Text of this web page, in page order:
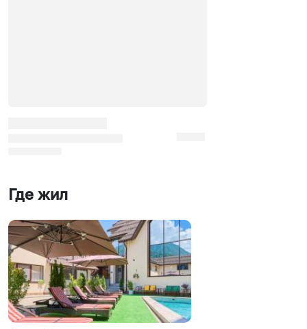
Где жил